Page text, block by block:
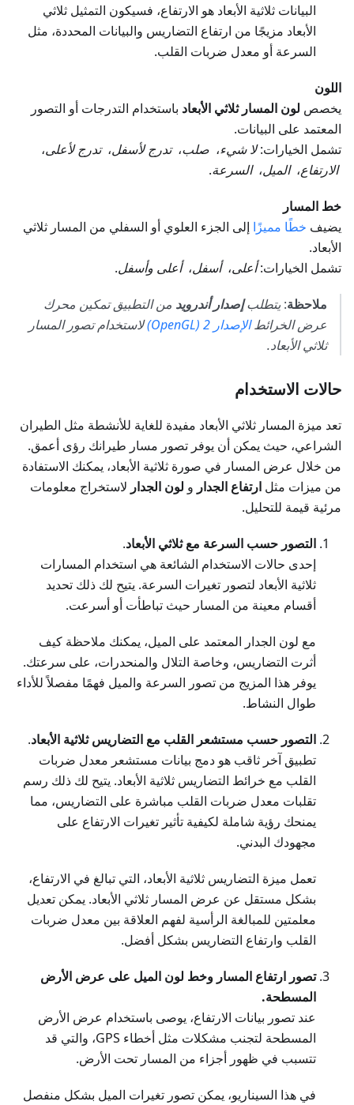
البيانات ثلاثية الأبعاد هو الارتفاع، فسيكون التمثيل ثلاثي
الأبعاد مزيجًا من ارتفاع التضاريس والبيانات المحددة، مثل
السرعة أو معدل ضربات القلب.
اللون
يخصص لون المسار ثلاثي الأبعاد باستخدام التدرجات أو التصور
المعتمد على البيانات.
تشمل الخيارات:لا شيء، صلب،تدرج لأسفل،تدرج لأعلى،
الارتفاع،الميل،السرعة.
خط المسار
يضيف خطًا مميزًا إلى الجزء العلوي أو السفلي من المسار ثلاثي
الأبعاد.
تشمل الخيارات:أعلى،أسفل،أعلى وأسفل.
ملاحظة: يتطلبإصدار أندرويد من التطبيق تمكين محرك
عرض الخرائطالإصدار 2 (OpenGL)
لاستخدام تصور المسار
ثلاثي الأبعاد.
حالات الاستخدام
تعد ميزة المسار ثلاثي الأبعاد مفيدة للغاية للأنشطة مثل الطيران
الشراعي، حيث يمكن أن يوفر تصور مسار طيرانك رؤى أعمق.
من خلال عرض المسار في صورة ثلاثية الأبعاد، يمكنك الاستفادة
من ميزات مثل ارتفاع الجدار و لون الجدار لاستخراج معلومات
مرئية قيمة للتحليل.
التصور حسب السرعة مع ثلاثي الأبعاد.
إحدى حالات الاستخدام الشائعة هي استخدام المسارات
ثلاثية الأبعاد لتصور تغيرات السرعة. يتيح لك ذلك تحديد
أقسام معينة من المسار حيث تباطأت أو أسرعت.
مع لون الجدار المعتمد على الميل، يمكنك ملاحظة كيف
أثرت التضاريس، وخاصة التلال والمنحدرات، على سرعتك.
يوفر هذا المزيج من تصور السرعة والميل فهمًا مفصلاً للأداء
طوال النشاط.
التصور حسب مستشعر القلب مع التضاريس ثلاثية الأبعاد.
تطبيق آخر ثاقب هو دمج بيانات مستشعر معدل ضربات
القلب مع خرائط التضاريس ثلاثية الأبعاد. يتيح لك ذلك رسم
تقلبات معدل ضربات القلب مباشرة على التضاريس، مما
يمنحك رؤية شاملة لكيفية تأثير تغيرات الارتفاع على
مجهودك البدني.
تعمل ميزة التضاريس ثلاثية الأبعاد، التي تبالغ في الارتفاع،
بشكل مستقل عن عرض المسار ثلاثي الأبعاد. يمكن تعديل
معلمتين للمبالغة الرأسية لفهم العلاقة بين معدل ضربات
القلب وارتفاع التضاريس بشكل أفضل.
تصور ارتفاع المسار وخط لون الميل على عرض الأرض
المسطحة.
عند تصور بيانات الارتفاع، يوصى باستخدام عرض الأرض
المسطحة لتجنب مشكلات مثل أخطاء GPS، والتي قد
تتسبب في ظهور أجزاء من المسار تحت الأرض.
في هذا السيناريو، يمكن تصور تغيرات الميل بشكل منفصل